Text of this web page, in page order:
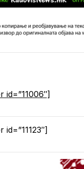
id=”11006″]
id=”11123″]